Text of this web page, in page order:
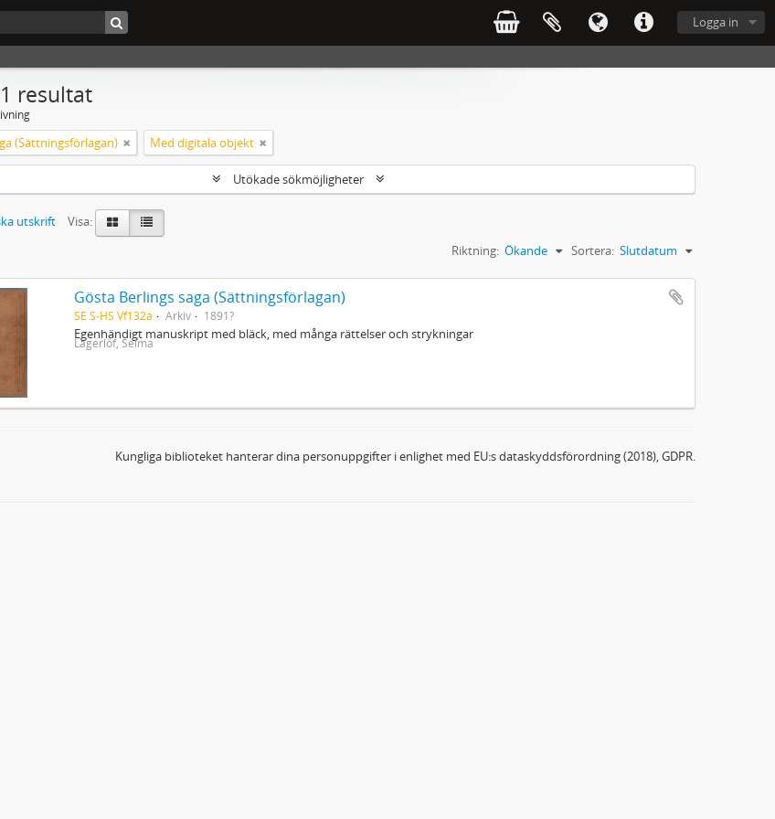
Logga in
resultat
(Sättningsförlagan) Med digitala objekt
Utökade sökmöjligheter
utskrift
Visa:
Sortera: Slutdatum
Riktning: Ökande
Gösta Berlings saga (Sättningsförlagan)
SE S-HS Vf132a Arkiv 1891?
Egenhändigt manuskript med bläck, med många rättelser och strykningar
Lagerlöf, Selma
Kungliga biblioteket hanterar dina personuppgifter i enlighet med EU:s dataskyddsförordning (2018), GDPR.